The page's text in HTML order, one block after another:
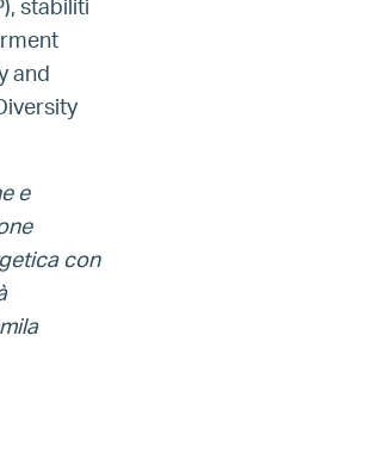
stabiliti
and
e
con